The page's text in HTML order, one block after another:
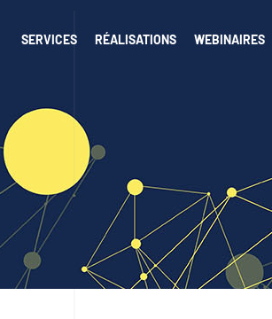
SERVICES RÉALISATIONS WEBINAIRES